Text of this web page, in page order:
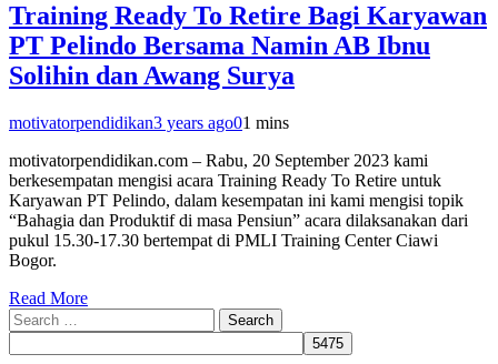
Training Ready To Retire Bagi Karyawan
PT Pelindo Bersama Namin AB Ibnu
Solihin dan Awang Surya
motivatorpendidikan3 years ago01 mins
motivatorpendidikan.com – Rabu, 20 September 2023 kami
berkesempatan mengisi acara Training Ready To Retire untuk
Karyawan PT Pelindo, dalam kesempatan ini kami mengisi topik
“Bahagia dan Produktif di masa Pensiun” acara dilaksanakan dari
pukul 15.30-17.30 bertempat di PMLI Training Center Ciawi
Bogor.
Read More
Search
for: